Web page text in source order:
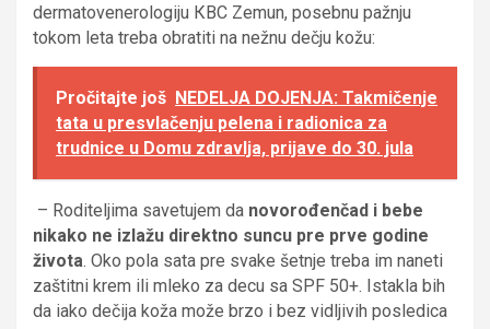
dermatovenerologiju КBC Zemun, posebnu pažnju
tokom leta treba obratiti na nežnu dečju kožu:
Pročitajte još NEDELJA DOJENJA: Takmičenje
tata u presvlačenju pelena i radionica za
trudnice u Domu zdravlja, prijave do 30. jula
– Roditeljima savetujem da novorođenčad i bebe
nikako ne izlažu direktno suncu pre prve godine
života. Oko pola sata pre svake šetnje treba im naneti
zaštitni krem ili mleko za decu sa SPF 50+. Istakla bih
da iako dečija koža može brzo i bez vidljivih posledica